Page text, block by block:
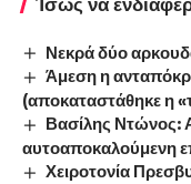
Νεκρά δύο
Άμεση η
(αποκαταστάθηκε η
Βασίλης Ντώνος:
αυτοαποκαλούμενη
Χειροτονία